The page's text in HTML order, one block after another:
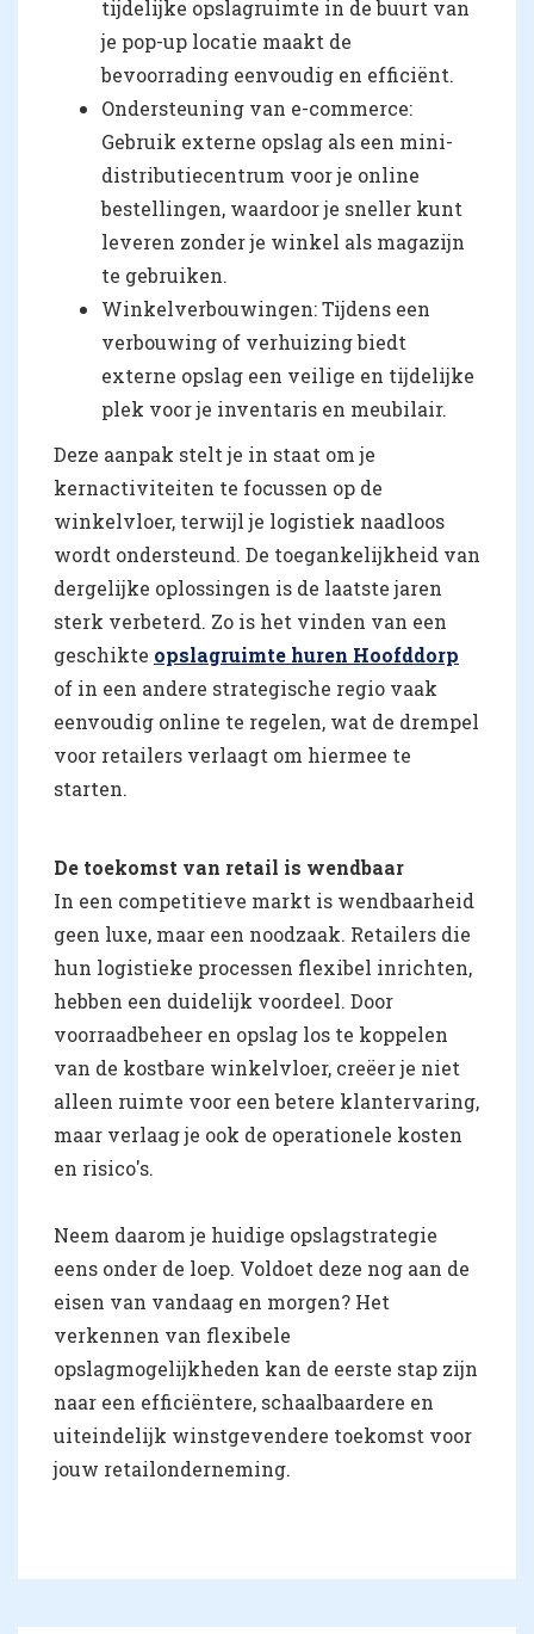
tijdelijke opslagruimte in de buurt van
je pop-up locatie maakt de
bevoorrading eenvoudig en efficiënt.
Ondersteuning van e-commerce:
Gebruik externe opslag als een mini-
distributiecentrum voor je online
bestellingen, waardoor je sneller kunt
leveren zonder je winkel als magazijn
te gebruiken.
Winkelverbouwingen: Tijdens een
verbouwing of verhuizing biedt
externe opslag een veilige en tijdelijke
plek voor je inventaris en meubilair.
Deze aanpak stelt je in staat om je
kernactiviteiten te focussen op de
winkelvloer, terwijl je logistiek naadloos
wordt ondersteund. De toegankelijkheid van
dergelijke oplossingen is de laatste jaren
sterk verbeterd. Zo is het vinden van een
geschikte opslagruimte huren Hoofddorp
of in een andere strategische regio vaak
eenvoudig online te regelen, wat de drempel
voor retailers verlaagt om hiermee te
starten.
De toekomst van retail is wendbaar
In een competitieve markt is wendbaarheid
geen luxe, maar een noodzaak. Retailers die
hun logistieke processen flexibel inrichten,
hebben een duidelijk voordeel. Door
voorraadbeheer en opslag los te koppelen
van de kostbare winkelvloer, creëer je niet
alleen ruimte voor een betere klantervaring,
maar verlaag je ook de operationele kosten
en risico's.
Neem daarom je huidige opslagstrategie
eens onder de loep. Voldoet deze nog aan de
eisen van vandaag en morgen? Het
verkennen van flexibele
opslagmogelijkheden kan de eerste stap zijn
naar een efficiëntere, schaalbaardere en
uiteindelijk winstgevendere toekomst voor
jouw retailonderneming.